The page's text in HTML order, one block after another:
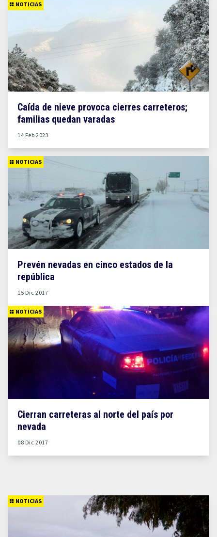
NOTICIAS
Caída de nieve provoca cierres carreteros;
familias quedan varadas
14 Feb 2023
NOTICIAS
Prevén nevadas en cinco estados de la
república
15 Dic 2017
NOTICIAS
Cierran carreteras al norte del país por
nevada
08 Dic 2017
NOTICIAS